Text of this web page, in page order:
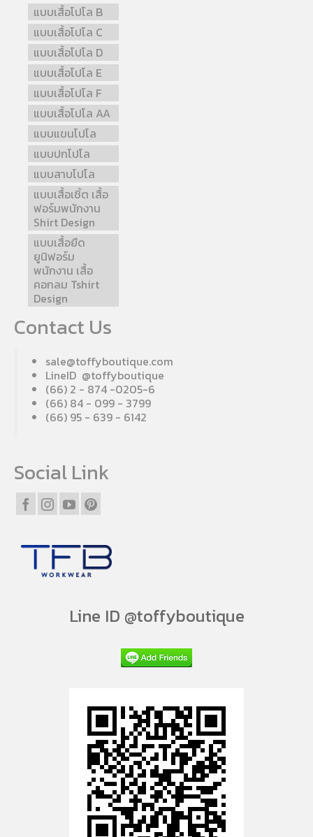
แบบเสื้อโปโล B
แบบเสื้อโปโล C
แบบเสื้อโปโล D
แบบเสื้อโปโล E
แบบเสื้อโปโล F
แบบเสื้อโปโล AA
แบบแขนโปโล
แบบปกโปโล
แบบสาบโปโล
แบบเสื้อเชิ้ต เสื้อ
ฟอร์มพนักงาน
Shirt Design
แบบเสื้อยืด
ยูนิฟอร์ม
พนักงาน เสื้อ
คอกลม Tshirt
Design
Contact Us
sale@toffyboutique.com
LineID @toffyboutique
(66) 2 - 874 -0205-6
(66) 84 - 099 - 3799
(66) 95 - 639 - 6142
Social Link
Line ID @toffyboutique